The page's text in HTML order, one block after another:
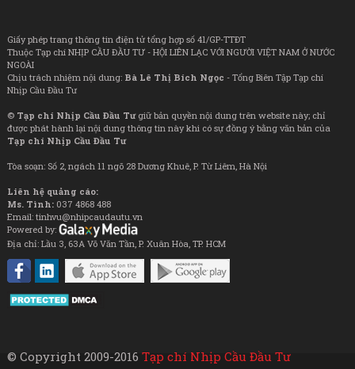
Giấy phép trang thông tin điện tử tổng hợp số 41/GP-TTĐT
Thuộc Tạp chí NHỊP CẦU ĐẦU TƯ - HỘI LIÊN LẠC VỚI NGƯỜI VIỆT NAM Ở NƯỚC
NGOÀI
Chịu trách nhiệm nội dung: Bà Lê Thị Bích Ngọc - Tổng Biên Tập Tạp chí
Nhịp Cầu Đầu Tư
© Tạp chí Nhịp Cầu Đầu Tưgiữ bản quyền nội dung trên website này; chỉ
được phát hành lại nội dung thông tin này khi có sự đồng ý bằng văn bản của
Tạp chí Nhịp Cầu Đầu Tư
Tòa soạn: Số 2, ngách 11 ngõ 28 Dương Khuê, P. Từ Liêm, Hà Nội
Liên hệ quảng cáo:
Ms. Tình: 037 4868 488
Email: tinhvu@nhipcaudautu.vn
Powered by:
Địa chỉ: Lầu 3, 63A Võ Văn Tần, P. Xuân Hòa, TP. HCM
© Copyright 2009-2016 Tạp chí Nhịp Cầu Đầu Tư